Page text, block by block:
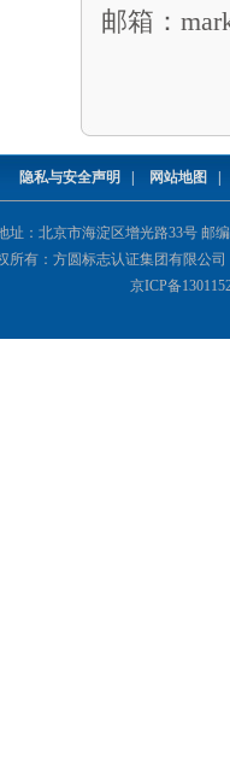
邮箱：
隐私与安全声明 网站地图
址：北京市海淀区增光路33号 邮编
所有：方圆标志认证集团有限公司
京ICP备